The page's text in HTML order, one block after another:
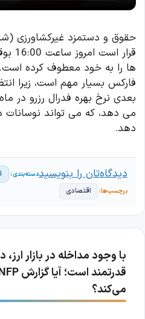
ها را به خود معطوف کرده است.
فارکس بسیار مهم است، زیرا
بعدی نرخ بهره فدرال رزرو در
دهد.
اقتصادی
دیدگاه‌تان را بنویسید
با وجود مداخله در بازار
می‌کند؟